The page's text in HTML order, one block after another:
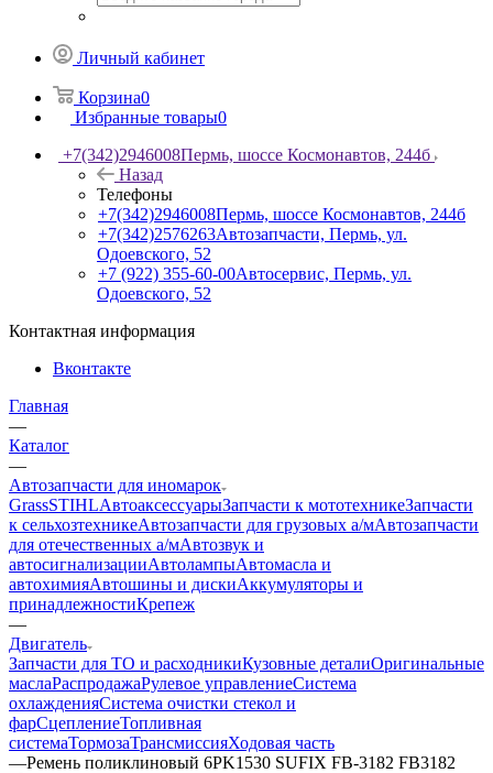
Личный кабинет
Корзина0
Избранные товары0
+7(342)2946008Пермь, шоссе Космонавтов, 244б
Назад
Телефоны
+7(342)2946008Пермь, шоссе Космонавтов, 244б
+7(342)2576263Автозапчасти, Пермь, ул.
Одоевского, 52
+7 (922) 355-60-00Автосервис, Пермь, ул.
Одоевского, 52
Контактная информация
Вконтакте
Главная
—
Каталог
—
Автозапчасти для иномарок
GrassSTIHLАвтоаксессуарыЗапчасти к мототехникеЗапчасти
к сельхозтехникеАвтозапчасти для грузовых а/мАвтозапчасти
для отечественных а/мАвтозвук и
автосигнализацииАвтолампыАвтомасла и
автохимияАвтошины и дискиАккумуляторы и
принадлежностиКрепеж
—
Двигатель
Запчасти для ТО и расходникиКузовные деталиОригинальные
маслаРаспродажаРулевое управлениеСистема
охлажденияСистема очистки стекол и
фарСцеплениеТопливная
системаТормозаТрансмиссияХодовая часть
—Ремень поликлиновый 6PK1530 SUFIX FB-3182 FB3182